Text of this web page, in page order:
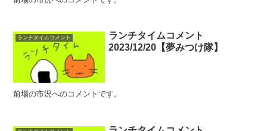
ランチタイムコメント
ランチタイムコメント
2023/12/20【夢みつけ隊】
前場の市況へのコメントです。